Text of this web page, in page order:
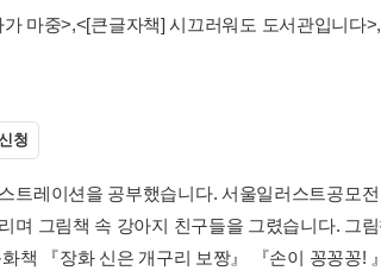
마중>,<[큰글자책] 시끄러워도 도서관입니다>,
청
트레이션을 공부했습니다. 서울일러스트공모
며 그림책 속 강아지 친구들을 그렸습니다. 그
책 『장화 신은 개구리 보짱』 『손이 꽁꽁꽁!